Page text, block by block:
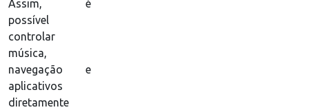
Assim, é
possível
controlar
música,
navegação e
aplicativos
diretamente